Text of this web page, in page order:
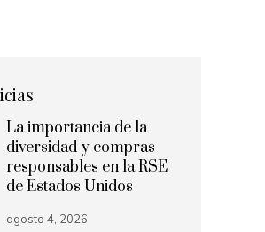
La importancia de la
diversidad y compras
responsables en la RSE
de Estados Unidos
agosto 4, 2026